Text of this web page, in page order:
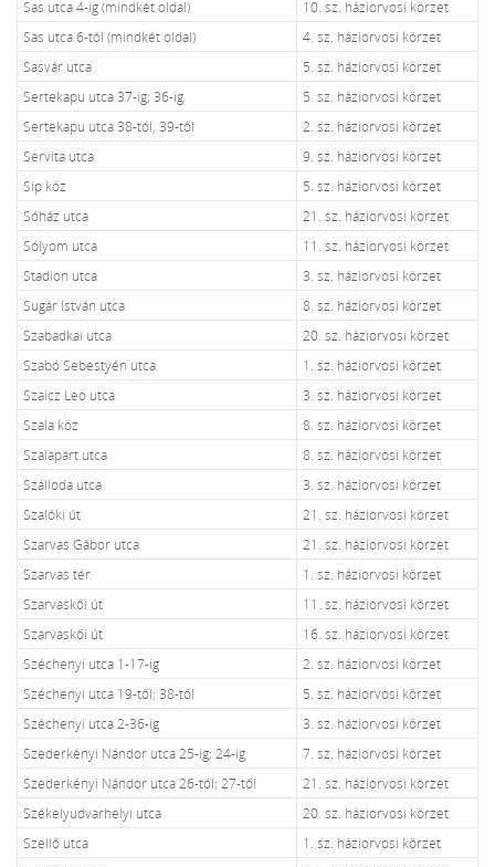
Sas utca 4-ig (mindkét oldal)
10. sz. háziorvosi körzet
Sas utca 6-tól (mindkét oldal)
4. sz. háziorvosi körzet
Sasvár utca
5. sz. háziorvosi körzet
Sertekapu utca 37-ig; 36-ig
5. sz. háziorvosi körzet
Sertekapu utca 38-tól, 39-től
2. sz. háziorvosi körzet
Servita utca
9. sz. háziorvosi körzet
Síp köz
5. sz. háziorvosi körzet
Sóház utca
21. sz. háziorvosi körzet
Sólyom utca
11. sz. háziorvosi körzet
Stadion utca
3. sz. háziorvosi körzet
Sugár István utca
8. sz. háziorvosi körzet
Szabadkai utca
20. sz. háziorvosi körzet
Szabó Sebestyén utca
1. sz. háziorvosi körzet
Szaicz Leo utca
3. sz. háziorvosi körzet
Szala köz
8. sz. háziorvosi körzet
Szalapart utca
8. sz. háziorvosi körzet
Szálloda utca
3. sz. háziorvosi körzet
Szalóki út
21. sz. háziorvosi körzet
Szarvas Gábor utca
21. sz. háziorvosi körzet
Szarvas tér
1. sz. háziorvosi körzet
Szarvaskői út
11. sz. háziorvosi körzet
Szarvaskői út
16. sz. háziorvosi körzet
Széchenyi utca 1-17-ig
2. sz. háziorvosi körzet
Széchenyi utca 19-től; 38-tól
5. sz. háziorvosi körzet
Széchenyi utca 2-36-ig
3. sz. háziorvosi körzet
Szederkényi Nándor utca 25-ig; 24-ig
7. sz. háziorvosi körzet
Szederkényi Nándor utca 26-tól; 27-től
21. sz. háziorvosi körzet
Székelyudvarhelyi utca
20. sz. háziorvosi körzet
Szellő utca
1. sz. háziorvosi körzet